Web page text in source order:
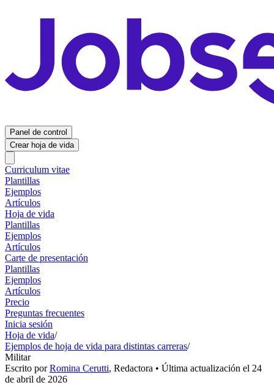
Panel de control
Crear hoja de vida
Curriculum vitae
Plantillas
Ejemplos
Artículos
Hoja de vida
Plantillas
Ejemplos
Artículos
Carte de presentación
Plantillas
Ejemplos
Artículos
Precio
Preguntas frecuentes
Inicia sesión
Hoja de vida/
Ejemplos de hoja de vida para distintas carreras/
Militar
Escrito porRomina Cerutti, Redactora • Última actualización el 24
de abril de 2026